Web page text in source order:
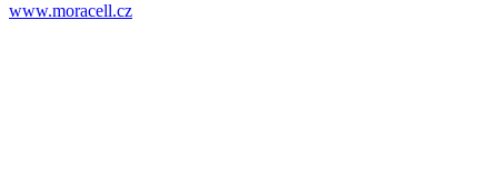
www.moracell.cz